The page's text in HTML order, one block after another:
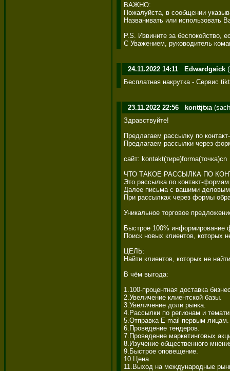
ВАЖНО:
Пожалуйста, в сообщении
Названивать или использовать
P.S. Извините за
С Уважением, руководитель
24.11.2022 14:11 Edwardgaick
Бесплатная накрутка - Сервис
23.11.2022 22:56 konttjtxa
Здравствуйте!
Предлагаем рассылку по
Предлагаем рассылки через
сайт: kontakt(тире)forma(точка)cn
ЧТО ТАКОЕ РАССЫЛКА ПО
Это рассылка по контакт-
Далее письма с вашими
При рассылках через формы
Уникальное торговое
Быстрое 100% информирование
Поиск новых клиентов, которых
ЦЕЛЬ:
Найти клиентов, которых не
В чём выгода:
1.100-процентная доставка
2.Увеличение клиентской базы.
3.Увеличение доли рынка.
4.Рассылки по регионам и
5.Отправка E-mail первым
6.Проведение тендеров.
7.Проведение маркетинговых
8.Изучение общественного
9.Быстрое оповещение.
10.Цена.
11.Выход на международные